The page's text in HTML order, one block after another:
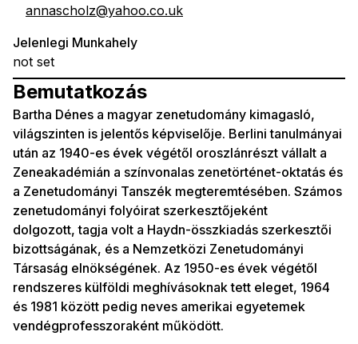
annascholz@yahoo.co.uk
Bemutatkozás
Bartha Dénes a magyar zenetudomány kimagasló,
világszinten is jelentős képviselője. Berlini tanulmányai
után az 1940-es évek végétől oroszlánrészt vállalt a
Zeneakadémián a színvonalas zenetörténet-oktatás és
a Zenetudományi Tanszék megteremtésében. Számos
zenetudományi folyóirat szerkesztőjeként
dolgozott, tagja volt a Haydn-összkiadás szerkesztői
bizottságának, és a Nemzetközi Zenetudományi
Társaság elnökségének. Az 1950-es évek végétől
rendszeres külföldi meghívásoknak tett eleget, 1964
és 1981 között pedig neves amerikai egyetemek
vendégprofesszoraként működött.
Jelenlegi Munkahely
not set